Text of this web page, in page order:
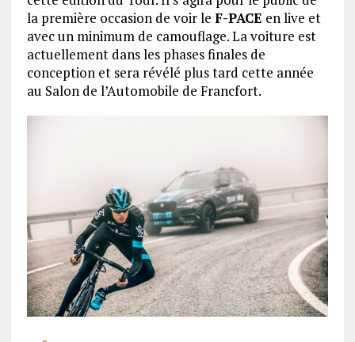
la première occasion de voir le F-PACE en live et
avec un minimum de camouflage. La voiture est
actuellement dans les phases finales de
conception et sera révélé plus tard cette année
au Salon de l’Automobile de Francfort.